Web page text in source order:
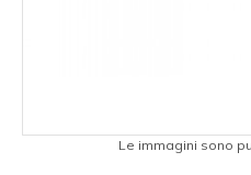
Le immagini sono